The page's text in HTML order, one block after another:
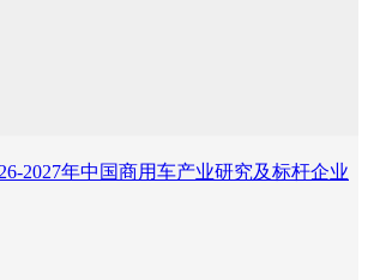
2027年中国商用车产业研究及标杆企业